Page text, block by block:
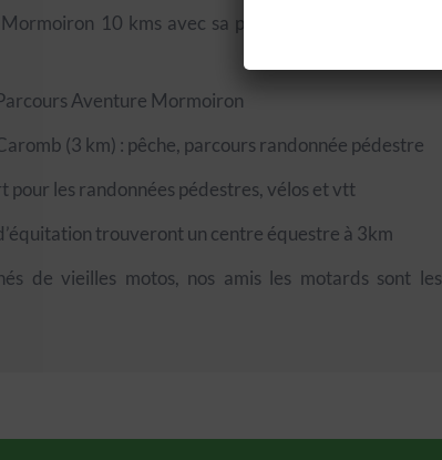
Mormoiron 10 kms avec sa petite plage, baignade et
Aventure Mormoiron
(3 km) : pêche, parcours randonnée pédestre
pour les randonnées pédestres, vélos et vtt
trouveront un centre équestre à 3km
de vieilles motos, nos amis les motards sont les